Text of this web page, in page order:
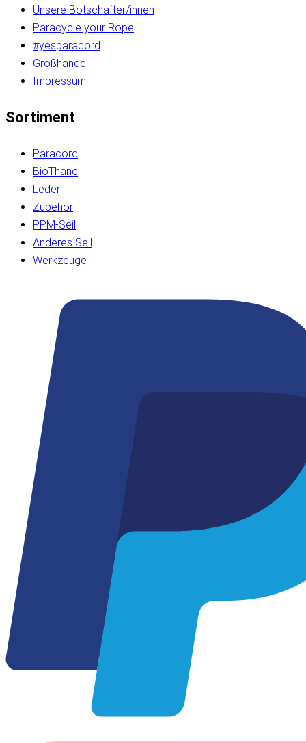
Unsere Botschafter/innen
Paracycle your Rope
#yesparacord
Großhandel
Impressum
Sortiment
Paracord
BioThane
Leder
Zubehör
PPM-Seil
Anderes Seil
Werkzeuge